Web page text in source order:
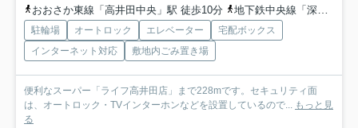
おおさか東線「高井田中央」駅 徒歩10分
地下鉄中央線「深江橋」駅 徒歩10分
駐輪場 オートロック エレベーター
宅配ボックス
インターネット対応
敷地内ごみ置き場
便利なスーパー「ライフ高井田店」まで228mです。セキュリティ面
は、オートロック・TVインターホンなどを設置しているので... もっと見
る